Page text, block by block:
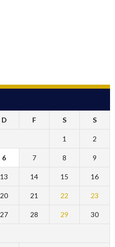
D F S S
1 2
6 7 8 9
13 14 15 16
20 21 22 23
27 28 29 30